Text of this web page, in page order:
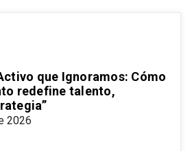
que Ignoramos: Cómo
redefine talento,
2026